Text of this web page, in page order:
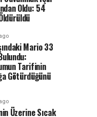
Oldu: 54
Mario 33
Tarifinin
Götürdüğünü
Üzerine Sıcak